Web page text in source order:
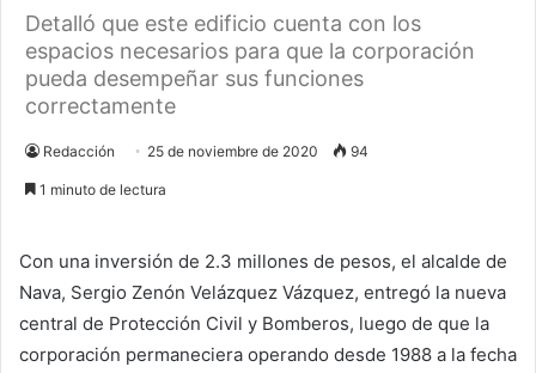
Detalló que este edificio cuenta con los
espacios necesarios para que la corporación
pueda desempeñar sus funciones
correctamente
Redacción 25 de noviembre de 2020 94
1 minuto de lectura
Con una inversión de 2.3 millones de pesos, el alcalde de
Nava, Sergio Zenón Velázquez Vázquez, entregó la nueva
central de Protección Civil y Bomberos, luego de que la
corporación permaneciera operando desde 1988 a la fecha